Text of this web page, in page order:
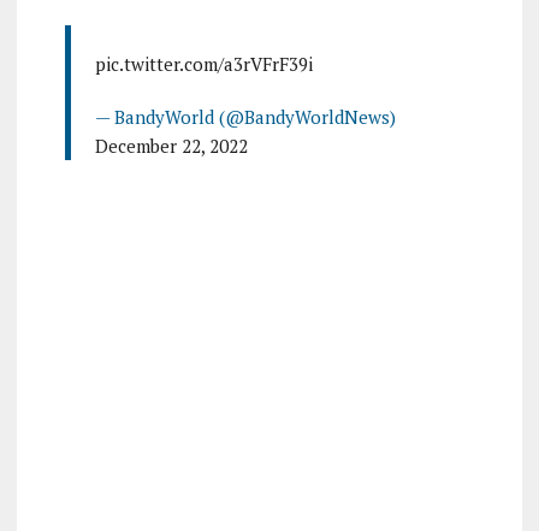
pic.twitter.com/a3rVFrF39i
— BandyWorld (@BandyWorldNews)
December 22, 2022